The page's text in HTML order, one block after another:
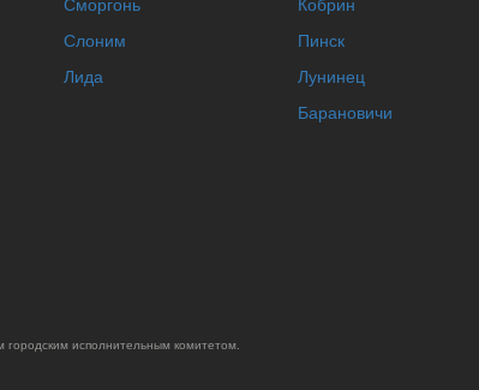
Слоним
Лида
Пинск
Лунинец
Барановичи
городским исполнительным комитетом.